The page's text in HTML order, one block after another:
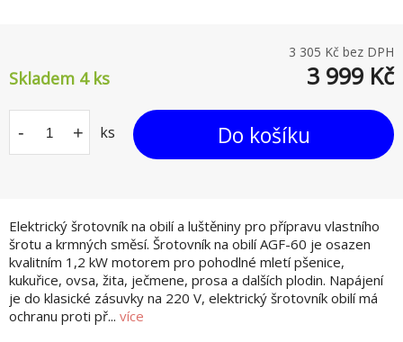
Elektrický šrotovník na obilí a luštěniny pro přípravu vlastního
šrotu a krmných směsí. Šrotovník na obilí AGF-60 je osazen
kvalitním 1,2 kW motorem pro pohodlné mletí pšenice,
kukuřice, ovsa, žita, ječmene, prosa a dalších plodin. Napájení
je do klasické zásuvky na 220 V, elektrický šrotovník obilí má
ochranu proti př... více
3 305 Kč bez DPH
Skladem 4 ks 3 999 Kč
- + ks Do košíku